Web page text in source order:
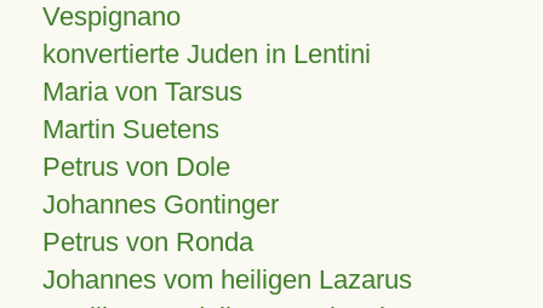
Vespignano
konvertierte Juden in Lentini
Maria von Tarsus
Martin Suetens
Petrus von Dole
Johannes Gontinger
Petrus von Ronda
Johannes vom heiligen Lazarus